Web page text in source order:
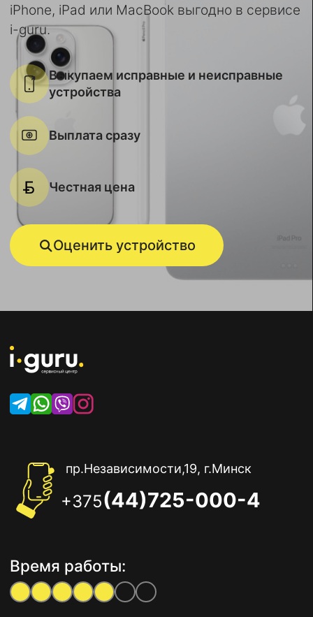
iPhone, iPad или MacBook выгодно в сервисе
i-guru.
Выкупаем исправные и неисправные
устройства
Выплата сразу
Честная цена
Оценить устройство
пр.Независимости,19, г.Минск
+375(44)725-000-4
Время работы: